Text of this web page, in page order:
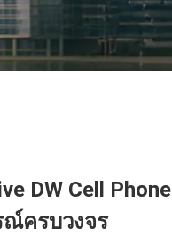
DW Cell Phone
ณ์ครบวงจร